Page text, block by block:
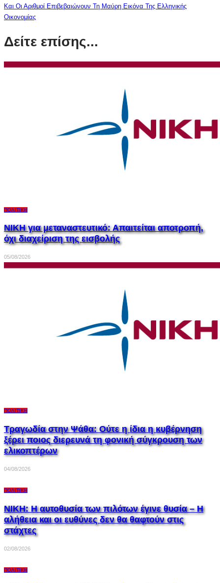
Και Οι Αριθμοί Επιβεβαιώνουν Τη Μαύρη Εικόνα Της Ελληνικής
Οικονομίας
Δείτε επίσης...
ΠΟΛΙΤΙΚΉ
ΝΙΚΗ για μεταναστευτικό: Απαιτείται αποτροπή,
όχι διαχείριση της εισβολής
05/08/2026
ΠΟΛΙΤΙΚΉ
Τραγωδία στην Ψάθα: Ούτε η ίδια η κυβέρνηση
ξέρει ποιος διερευνά τη φονική σύγκρουση των
ελικοπτέρων
04/08/2026
ΠΟΛΙΤΙΚΉ
ΝΙΚΗ: Η αυτοθυσία των πιλότων έγινε θυσία – Η
αλήθεια και οι ευθύνες δεν θα θαφτούν στις
στάχτες
02/08/2026
ΠΟΛΙΤΙΚΉ